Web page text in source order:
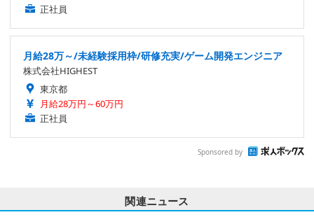
正社員
月給28万～/未経験採用枠/研修充実/ゲーム開発エンジニア
株式会社HIGHEST
東京都
月給28万円～60万円
正社員
Sponsored by
関連ニュース